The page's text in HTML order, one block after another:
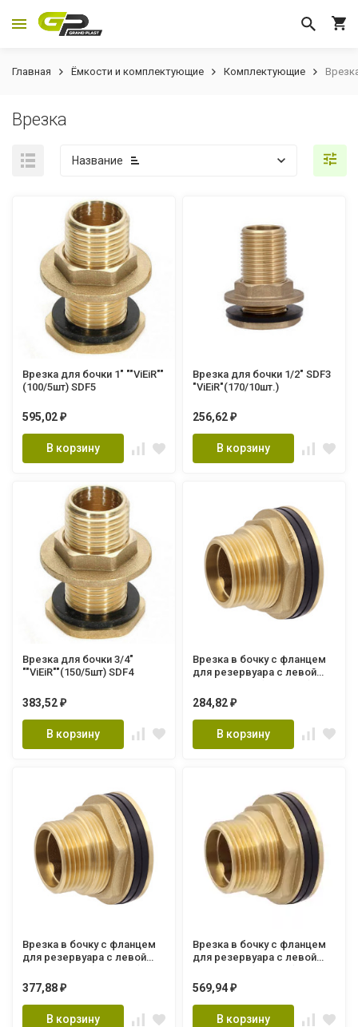
Главная Ёмкости и комплектующие Комплектующие
Врезка
Название
Врезка для бочки 1" ""ViEiR""
(100/5шт) SDF5
595,02 ₽
В корзину
Врезка для бочки 1/2" SDF3
"ViEiR"(170/10шт.)
256,62 ₽
В корзину
Врезка для бочки 3/4"
""ViEiR""(150/5шт) SDF4
383,52 ₽
В корзину
Врезка в бочку с фланцем
для резервуара с левой
VRDN2-15
284,82 ₽
В корзину
Врезка в бочку с фланцем
для резервуара с левой
VRDN2-20
377,88 ₽
В корзину
Врезка в бочку с фланцем
для резервуара с левой
VRDN2-25
569,94 ₽
В корзину